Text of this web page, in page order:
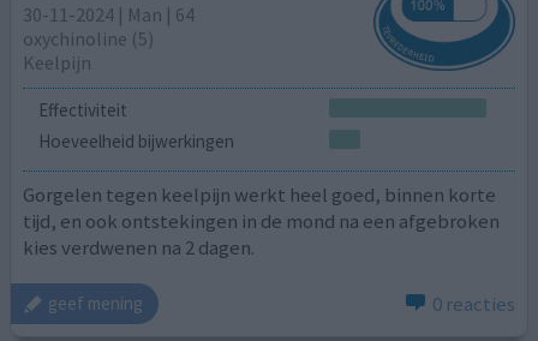
30-11-2024 | Man | 64
oxychinoline (5)
Keelpijn
Effectiviteit
Hoeveelheid bijwerkingen
Gorgelen tegen keelpijn werkt heel goed, binnen korte
tijd, en ook ontstekingen in de mond na een afgebroken
kies verdwenen na 2 dagen.
geef mening 0 reacties